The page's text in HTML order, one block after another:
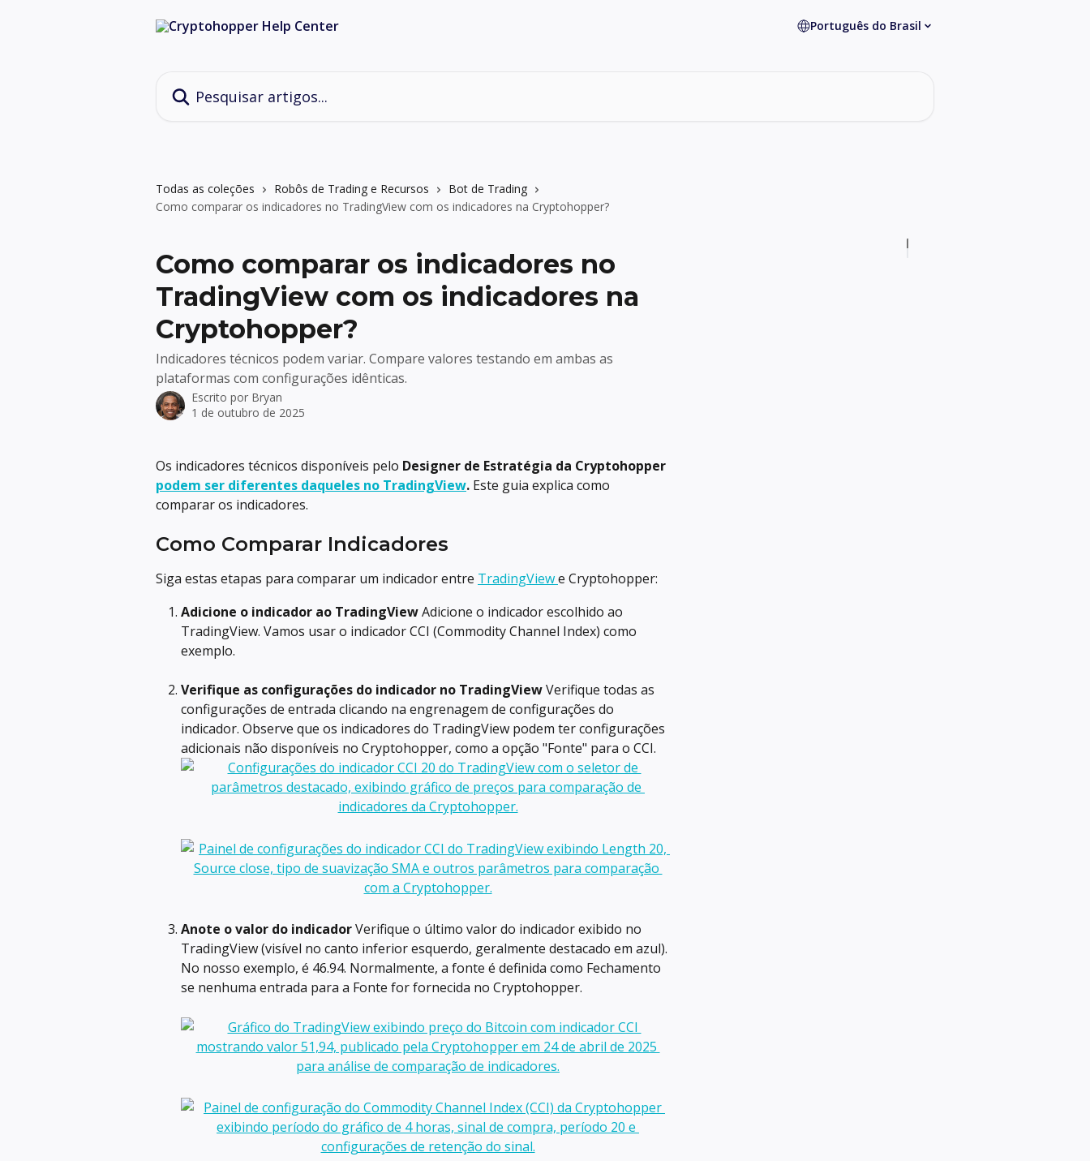
Português do Brasil
Todas as coleções Robôs de Trading e Recursos
Bot de Trading
Como comparar os indicadores no TradingView com os indicadores na Cryptohopper?
Como comparar os indicadores no
TradingView com os indicadores na
Cryptohopper?
Indicadores técnicos podem variar. Compare valores testando em ambas as
plataformas com configurações idênticas.
Escrito por Bryan
1 de outubro de 2025
Os indicadores técnicos disponíveis pelo Designer de Estratégia da Cryptohopper
podem ser diferentes daqueles no TradingView. Este guia explica como
comparar os indicadores.
Como Comparar Indicadores
Siga estas etapas para comparar um indicador entre TradingView e Cryptohopper:
Adicione o indicador ao TradingView Adicione o indicador escolhido ao
TradingView. Vamos usar o indicador CCI (Commodity Channel Index) como
exemplo.
Verifique as configurações do indicador no TradingView Verifique todas as
configurações de entrada clicando na engrenagem de configurações do
indicador. Observe que os indicadores do TradingView podem ter configurações
adicionais não disponíveis no Cryptohopper, como a opção "Fonte" para o CCI.
Anote o valor do indicador Verifique o último valor do indicador exibido no
TradingView (visível no canto inferior esquerdo, geralmente destacado em azul).
No nosso exemplo, é 46.94. Normalmente, a fonte é definida como Fechamento
se nenhuma entrada para a Fonte for fornecida no Cryptohopper.